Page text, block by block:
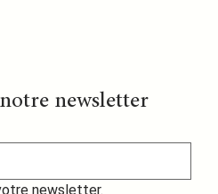
newsletter
newsletter.